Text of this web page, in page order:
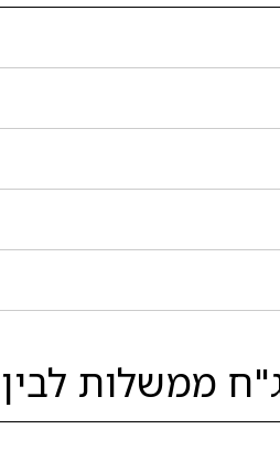
ממשלות לבין